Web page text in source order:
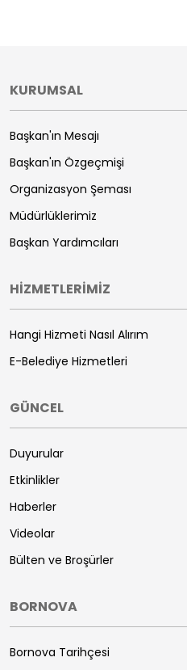
KURUMSAL
Başkan'ın Mesajı
Başkan'ın Özgeçmişi
Organizasyon Şeması
Müdürlüklerimiz
Başkan Yardımcıları
HİZMETLERİMİZ
Hangi Hizmeti Nasıl Alırım
E-Belediye Hizmetleri
GÜNCEL
Duyurular
Etkinlikler
Haberler
Videolar
Bülten ve Broşürler
BORNOVA
Bornova Tarihçesi